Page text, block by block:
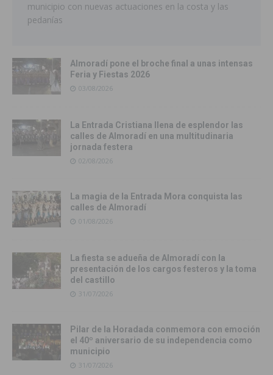
municipio con nuevas actuaciones en la costa y las
pedanías
Almoradí pone el broche final a unas intensas
Feria y Fiestas 2026
03/08/2026
La Entrada Cristiana llena de esplendor las
calles de Almoradí en una multitudinaria
jornada festera
02/08/2026
La magia de la Entrada Mora conquista las
calles de Almoradí
01/08/2026
La fiesta se adueña de Almoradí con la
presentación de los cargos festeros y la toma
del castillo
31/07/2026
Pilar de la Horadada conmemora con emoción
el 40º aniversario de su independencia como
municipio
31/07/2026